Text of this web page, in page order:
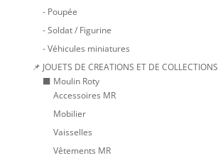
- Poupée
- Soldat / Figurine
- Véhicules miniatures
📌 JOUETS DE CREATIONS ET DE COLLECTIONS
⬛ Moulin Roty
Accessoires MR
Mobilier
Vaisselles
Vêtements MR